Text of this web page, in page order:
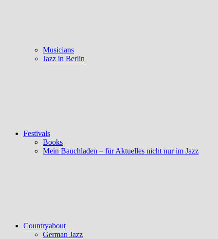
Musicians
Jazz in Berlin
Festivals
Books
Mein Bauchladen – für Aktuelles nicht nur im Jazz
Countryabout
German Jazz